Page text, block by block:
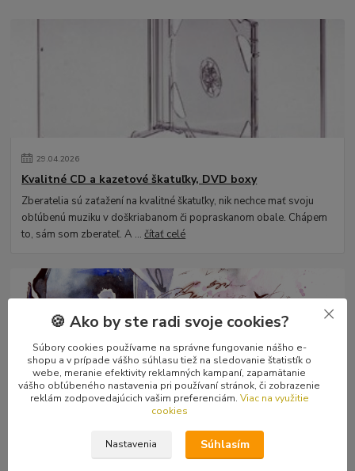
29.04.2026
Kvalitné CD a kazetové škatuľky, DVD boxy
Zberatelia sú zaťažení na kvalitné škatuľky, nik nechce mať svoju
obľúbenú muziku v doškriabanom či popraskanom obale. Chápem
to, sám som zberateľ. A ...čítať celé
Ako nájsť vydavateľa, či vydať vlastnú knihu? Rady a tipy
Spísal som blog na tému ako vydať knihu - buď si nájdete
🍪 Ako by ste radi svoje cookies?
Súbory cookies používame na správne fungovanie nášho e-
shopu a v prípade vášho súhlasu tiež na sledovanie štatistík o
webe, meranie efektivity reklamných kampaní, zapamätanie
vášho obľúbeného nastavenia pri používaní stránok, či zobrazenie
reklám zodpovedajúcich vašim preferenciám. Viac na využitie
cookies
Nastavenia Súhlasím